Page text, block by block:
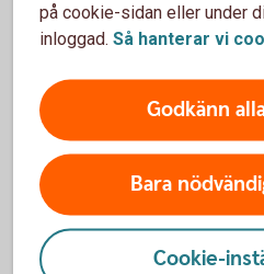
på cookie-sidan eller under
inloggad. Så hanterar vi
Godkänn
Bara
Cookie-